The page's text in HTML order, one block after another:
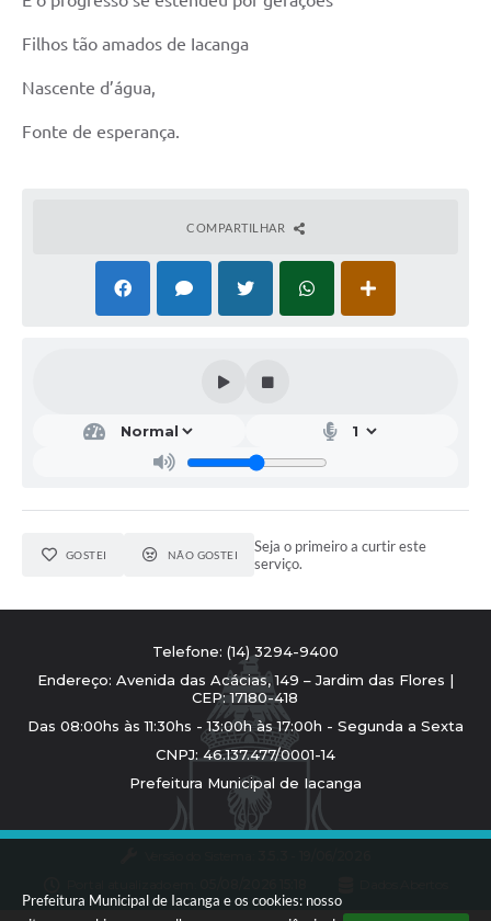
Prefeitura Municipal de Iacanga e os cookies: nosso
Filhos tão amados de Iacanga
Nascente d’água,
Fonte de esperança.
COMPARTILHAR
GOSTEI NÃO GOSTEI
Seja o primeiro a curtir este
serviço.
Telefone: (14) 3294-9400
Endereço: Avenida das Acácias, 149 – Jardim das Flores |
CEP: 17180-418
Das 08:00hs às 11:30hs - 13:00h às 17:00h - Segunda a Sexta
CNPJ: 46.137.477/0001-14
Prefeitura Municipal de Iacanga